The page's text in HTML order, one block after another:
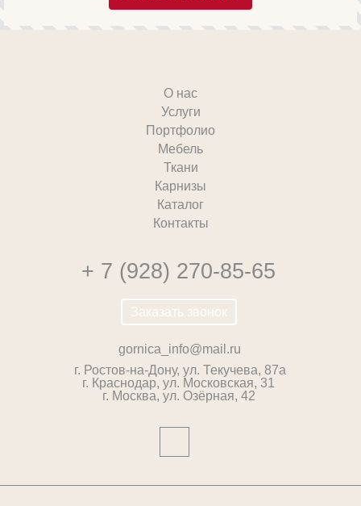
О нас
Услуги
Портфолио
Мебель
Ткани
Карнизы
Каталог
Контакты
+ 7 (928) 270-85-65
Заказать звонок
gornica_info@mail.ru
г. Ростов-на-Дону, ул. Текучева, 87а
г. Краснодар, ул. Московская, 31
г. Москва, ул. Озёрная, 42